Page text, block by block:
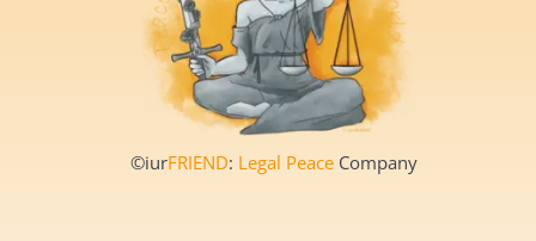
©iurFRIEND: Legal Peace Company